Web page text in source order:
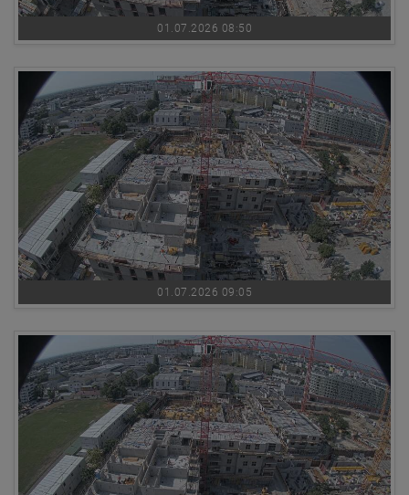
01.07.2026 08:50
01.07.2026 09:05